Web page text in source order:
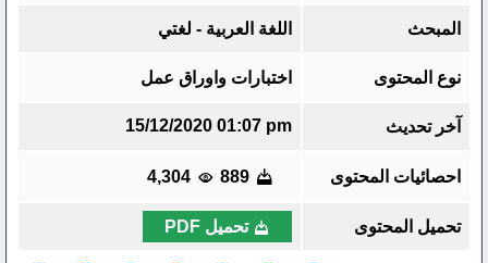
المبحث اللغة العربية - لغتي
نوع المحتوى اختبارات واوراق عمل
آخر تحديث 15/12/2020 01:07 pm
احصائيات المحتوى 889
4,304
تحميل المحتوى تحميل PDF